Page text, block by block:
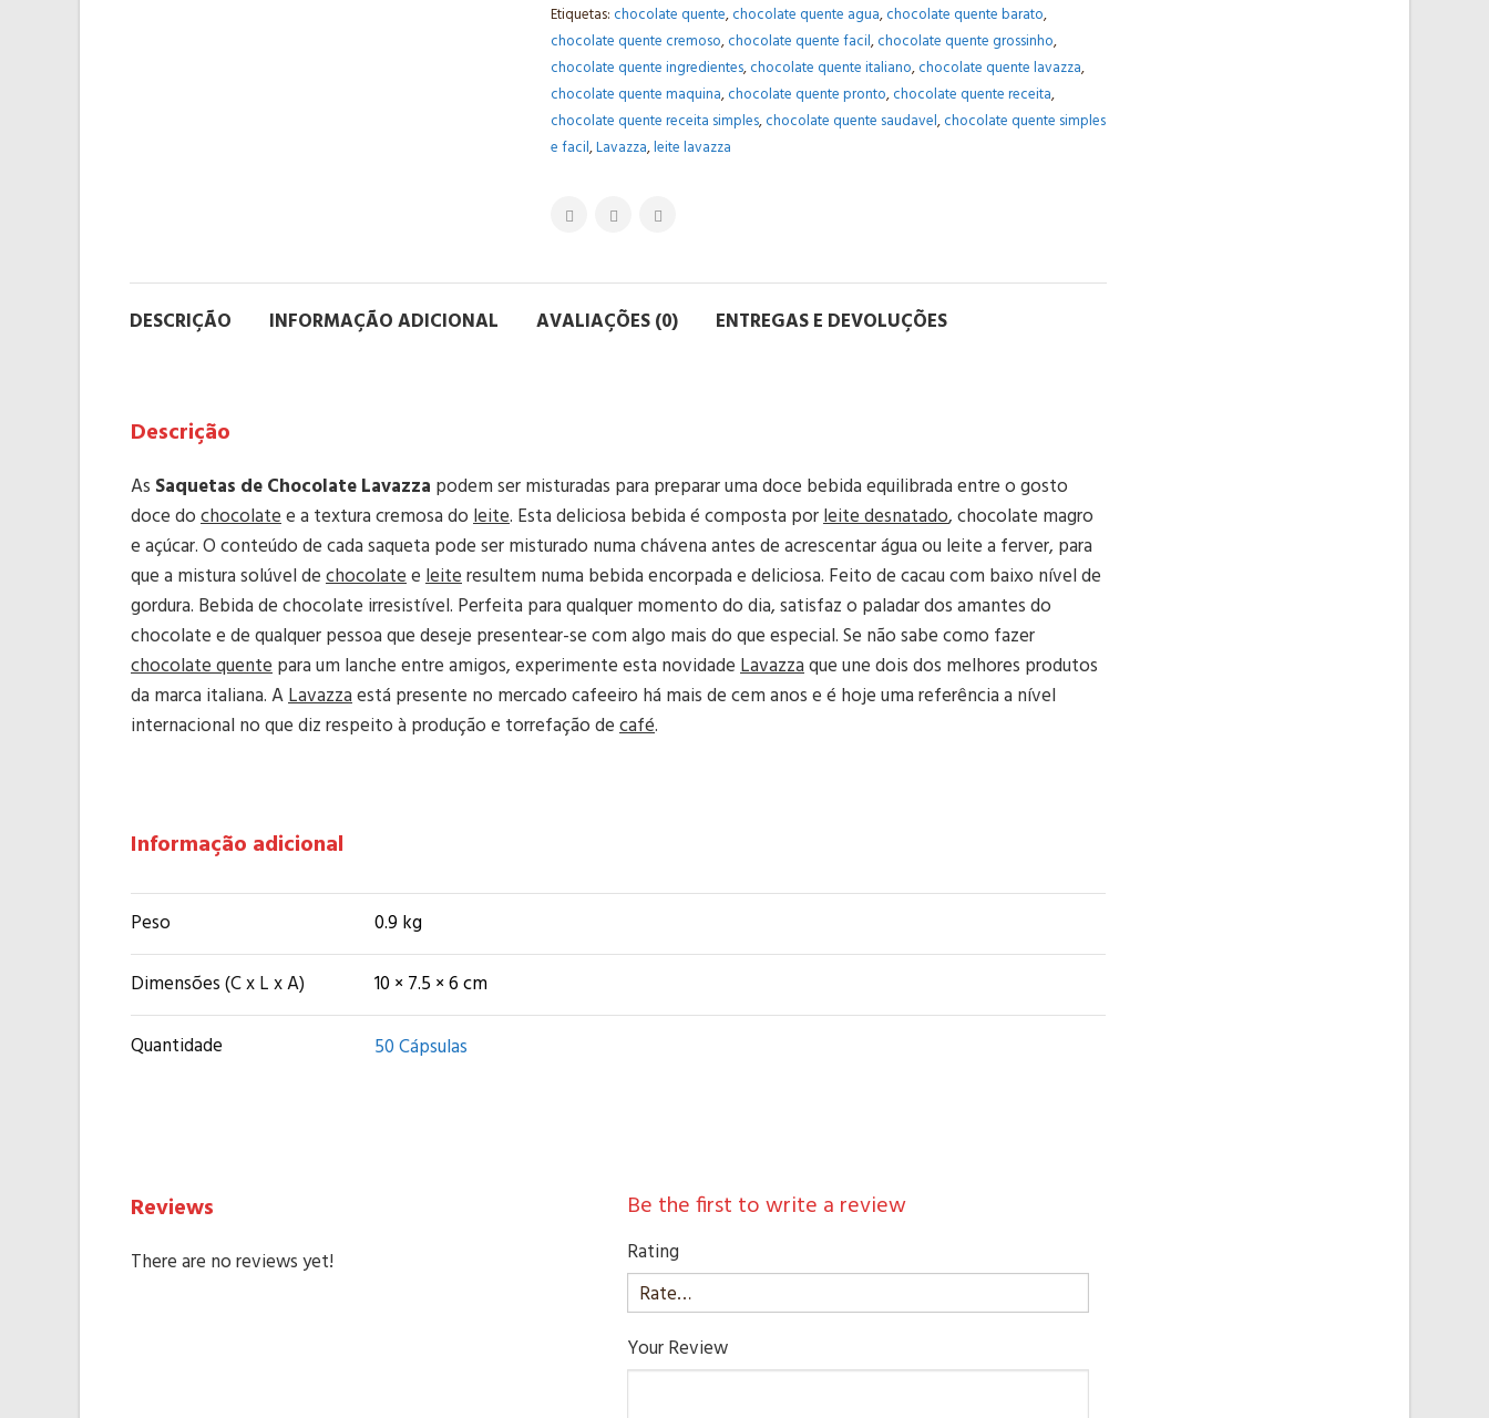
Etiquetas: chocolate quente,chocolate quente agua,chocolate quente barato,
chocolate quente cremoso,chocolate quente facil,chocolate quente grossinho,
chocolate quente ingredientes,chocolate quente italiano,chocolate quente lavazza,
chocolate quente maquina,chocolate quente pronto,chocolate quente receita,
chocolate quente receita simples,chocolate quente saudavel,chocolate quente simples
e facil,Lavazza,leite lavazza
DESCRIÇÃO INFORMAÇÃO ADICIONAL AVALIAÇÕES (0) ENTREGAS E DEVOLUÇÕES
Descrição
As Saquetas de Chocolate Lavazza podem ser misturadas para preparar uma doce bebida equilibrada entre o gosto
doce dochocolatee a textura cremosa doleite. Esta deliciosa bebida é composta porleite desnatado, chocolate magro
e açúcar. O conteúdo de cada saqueta pode ser misturado numa chávena antes de acrescentar água ou leite a ferver, para
que a mistura solúvel dechocolateeleiteresultem numa bebida encorpada e deliciosa. Feito de cacau com baixo nível de
gordura. Bebida de chocolate irresistível. Perfeita para qualquer momento do dia, satisfaz o paladar dos amantes do
chocolate e de qualquer pessoa que deseje presentear-se com algo mais do que especial. Se não sabe como fazer
chocolate quentepara um lanche entre amigos, experimente esta novidadeLavazzaque une dois dos melhores produtos
da marca italiana. ALavazzaestá presente no mercado cafeeiro há mais de cem anos e é hoje uma referência a nível
internacional no que diz respeito à produção e torrefação decafé.
Informação adicional
Peso 0.9 kg
Dimensões (C x L x A) 10 × 7.5 × 6 cm
Quantidade 50 Cápsulas
Reviews
There are no reviews yet!
Be the first to write a review
Rating
Your Review